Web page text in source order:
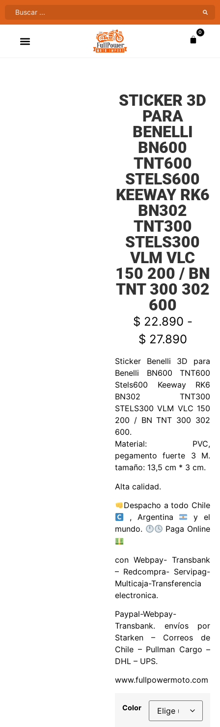
0
STICKER 3D
PARA
BENELLI
BN600
TNT600
STELS600
KEEWAY RK6
BN302
TNT300
STELS300
VLM VLC
150 200 / BN
TNT 300 302
600
$ 22.890 -
$ 27.890
Sticker Benelli 3D para
Benelli BN600 TNT600
Stels600 Keeway RK6
BN302 TNT300
STELS300 VLM VLC 150
200 / BN TNT 300 302
600.
Material: PVC,
pegamento fuerte 3 M.
tamaño: 13,5 cm * 3 cm.
Alta calidad.
Despacho a todo Chile
, Argentina
y el
mundo.
Paga Online
con Webpay- Transbank
– Redcompra- Servipag-
Multicaja-Transferencia
electronica.
Paypal-Webpay-
Transbank. envíos por
Starken – Correos de
Chile – Pullman Cargo –
DHL – UPS.
www.fullpowermoto.com
Color